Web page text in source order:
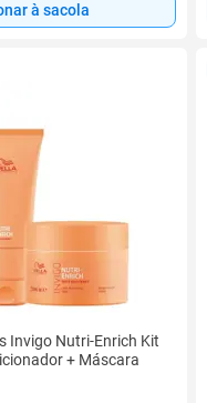
à sacola
Invigo Nutri-Enrich Kit
+ Máscara